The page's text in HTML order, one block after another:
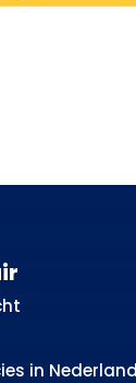
in Nederland